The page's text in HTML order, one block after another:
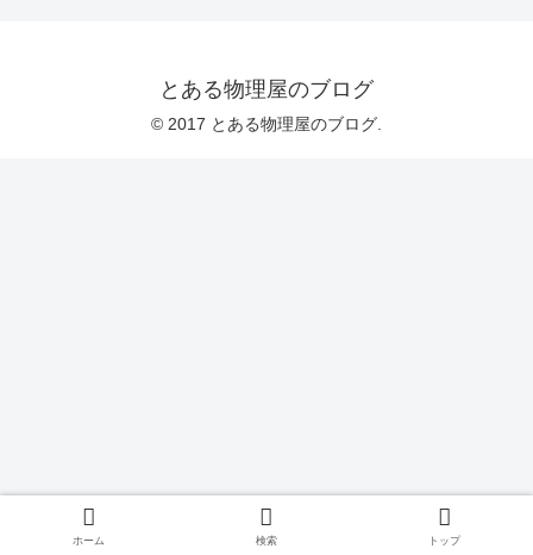
とある物理屋のブログ
© 2017 とある物理屋のブログ.
ホーム 検索 トップ